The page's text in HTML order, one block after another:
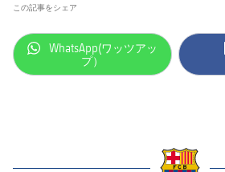
この記事をシェア
label.aria.whatsapp
WhatsApp(ワッツアッ
プ）